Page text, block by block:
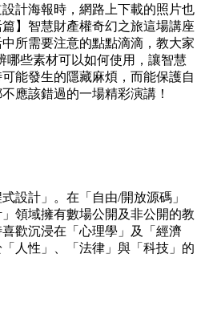
計海報時，網路上下載的照片也
】智慧財產權奇幻之旅這場講座
所需要注意的點點滴滴，教大家
哪些素材可以如何使用，讓智慧
能發生的隱藏麻煩，而能保護自
應該錯過的一場精彩演講！
設計」。在「自由/開放源碼」
」領域擁有數場公開及非公開的教
歡沉浸在「心理學」及「經濟
人性」、「法律」與「科技」的